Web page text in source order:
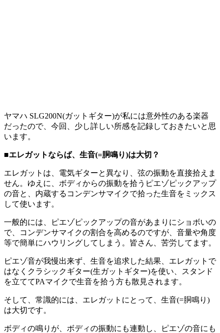
ヤマハ SLG200N(ガットギター)が私には意外性のある楽器
だったので、今回、少し詳しい所感を記録しておきたいと思
います。
■エレガットならば、生音(=胴鳴り)は大切？
エレガットは、電気ギターと異なり、弦の振動を直接拾えま
せん。ゆえに、ボディからの振動を拾うピエゾピックアップ
の音と、内蔵するコンデンサマイクで拾った生音をミックス
して使います。
一般的には、ピエゾピックアップの音があまりにショボいの
で、コンデンサマイクの割合を高めるのですが、音量や角度
等で簡単にハウリングしてしまう。皆さん、苦労してます。
ピエゾ音が我慢出来ず、生音を追求した結果、エレガットで
はなくクラシックギター(生ガットギター)を使い、スタンド
を立ててPAマイクで生音を拾う方も散見されます。
そして、常識的には、エレガットにとって、生音(=胴鳴り)
は大切です。
ボディの鳴りが、ボディの振動にも連動し、ピエゾの音にも